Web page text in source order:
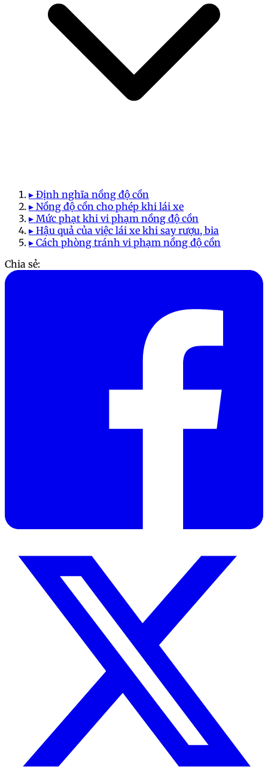
▸ Định nghĩa nồng độ cồn
▸ Nồng độ cồn cho phép khi lái xe
▸ Mức phạt khi vi phạm nồng độ cồn
▸ Hậu quả của việc lái xe khi say rượu, bia
▸ Cách phòng tránh vi phạm nồng độ cồn
Chia sẻ: